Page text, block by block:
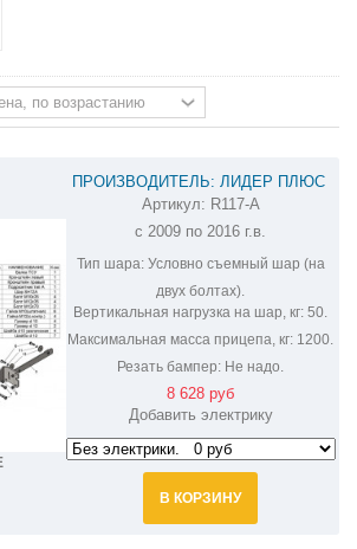
ПРОИЗВОДИТЕЛЬ: ЛИДЕР ПЛЮС
ФАРКОП НА RENAULT SCENIC R117-A
Артикул: R117-A
с 2009 по 2016 г.в.
Тип шара:Условно съемный шар (на
двух болтах).
Вертикальная нагрузка на шар, кг: 50.
Максимальная масса прицепа, кг: 1200.
Резать бампер: Не надо.
8 628 руб
Добавить электрику
В КОРЗИНУ